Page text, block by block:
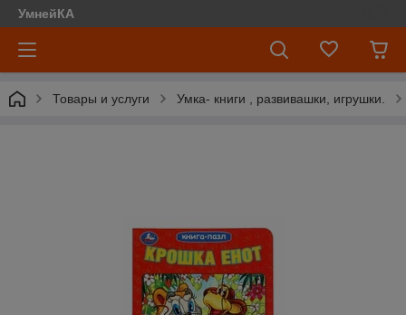
УмнейКА
Товары и услуги Умка- книги , развивашки, игрушки.